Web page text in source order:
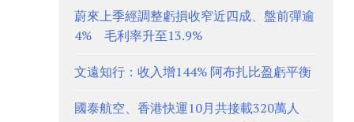
蔚來上季經調整虧損收窄近四成、盤前彈逾
4% 毛利率升至13.9%
文遠知行：收入增144% 阿布扎比盈虧平衡
國泰航空、香港快運10月共接載320萬人